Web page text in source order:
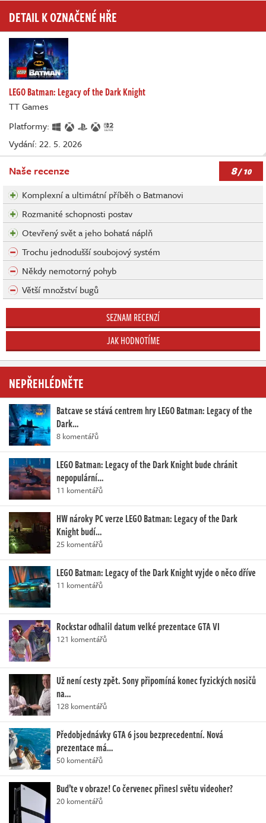
DETAIL K OZNAČENÉ HŘE
LEGO Batman: Legacy of the Dark Knight
TT Games
Platformy:
Vydání: 22. 5. 2026
Naše recenze 8/ 10
Komplexní a ultimátní příběh o Batmanovi
Rozmanité schopnosti postav
Otevřený svět a jeho bohatá náplň
Trochu jednodušší soubojový systém
Někdy nemotorný pohyb
Větší množství bugů
SEZNAM RECENZÍ
JAK HODNOTÍME
NEPŘEHLÉDNĚTE
Batcave se stává centrem hry LEGO Batman: Legacy of the
Dark…
8 komentářů
LEGO Batman: Legacy of the Dark Knight bude chránit
nepopulární…
11 komentářů
HW nároky PC verze LEGO Batman: Legacy of the Dark
Knight budí…
25 komentářů
LEGO Batman: Legacy of the Dark Knight vyjde o něco dříve
11 komentářů
Rockstar odhalil datum velké prezentace GTA VI
121 komentářů
Už není cesty zpět. Sony připomíná konec fyzických nosičů
na…
128 komentářů
Předobjednávky GTA 6 jsou bezprecedentní. Nová
prezentace má…
50 komentářů
Buďte v obraze! Co červenec přinesl světu videoher?
20 komentářů